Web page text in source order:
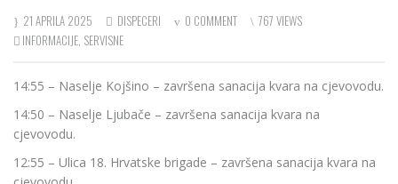
21 APRILA 2025 DISPECERI 0 COMMENT
767 VIEWS
INFORMACIJE, SERVISNE
14:55 – Naselje Kojšino – završena sanacija kvara na cjevovodu.
14:50 – Naselje Ljubače – završena sanacija kvara na
cjevovodu.
12:55 – Ulica 18. Hrvatske brigade – završena sanacija kvara na